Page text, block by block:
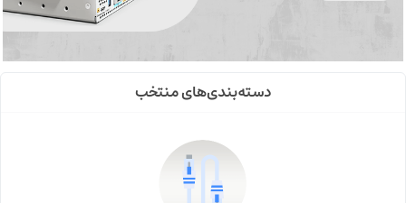
دسته‌بندی‌های منتخب